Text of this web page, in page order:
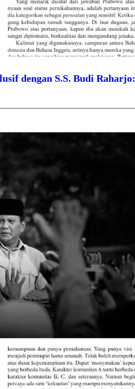
dengan S.S. Budi Raharjo: